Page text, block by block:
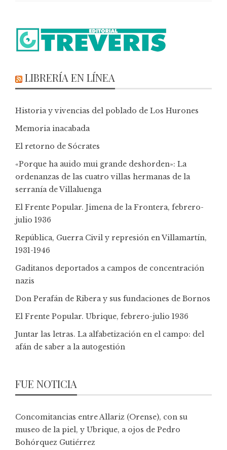
LIBRERÍA EN LÍNEA
Historia y vivencias del poblado de Los Hurones
Memoria inacabada
El retorno de Sócrates
«Porque ha auido mui grande deshorden»: La
ordenanzas de las cuatro villas hermanas de la
serranía de Villaluenga
El Frente Popular. Jimena de la Frontera, febrero-
julio 1936
República, Guerra Civil y represión en Villamartín,
1931-1946
Gaditanos deportados a campos de concentración
nazis
Don Perafán de Ribera y sus fundaciones de Bornos
El Frente Popular. Ubrique, febrero-julio 1936
Juntar las letras. La alfabetización en el campo: del
afán de saber a la autogestión
FUE NOTICIA
Concomitancias entre Allariz (Orense), con su
museo de la piel, y Ubrique, a ojos de Pedro
Bohórquez Gutiérrez